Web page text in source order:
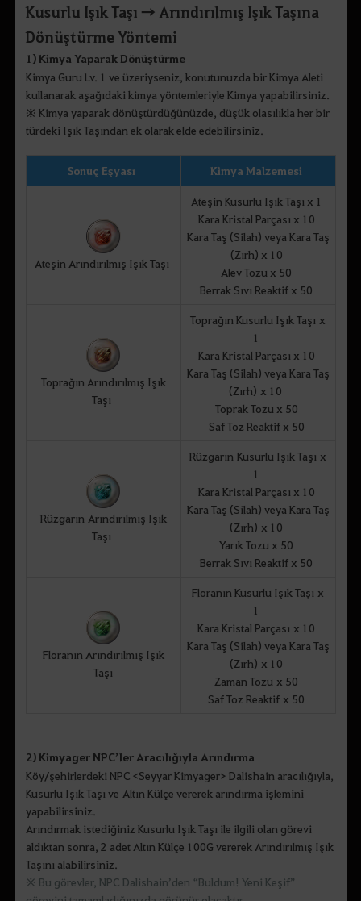
Kusurlu Işık Taşı → Arındırılmış Işık Taşına
Dönüştürme Yöntemi
1) Kimya Yaparak Dönüştürme
Kimya Guru Lv. 1 ve üzeriyseniz, konutunuzda bir Kimya Aleti
kullanarak aşağıdaki kimya yöntemleriyle Kimya yapabilirsiniz.
※ Kimya yaparak dönüştürdüğünüzde, düşük olasılıkla her bir
türdeki Işık Taşından ek olarak elde edebilirsiniz.
Sonuç Eşyası Kimya Malzemesi
Ateşin Arındırılmış Işık Taşı
Ateşin Kusurlu Işık Taşı x 1
Kara Kristal Parçası x 10
Kara Taş (Silah) veya Kara Taş
(Zırh) x 10
Alev Tozu x 50
Berrak Sıvı Reaktif x 50
Toprağın Arındırılmış Işık
Taşı
Toprağın Kusurlu Işık Taşı x
1
Kara Kristal Parçası x 10
Kara Taş (Silah) veya Kara Taş
(Zırh) x 10
Toprak Tozu x 50
Saf Toz Reaktif x 50
Rüzgarın Arındırılmış Işık
Taşı
Rüzgarın Kusurlu Işık Taşı x
1
Kara Kristal Parçası x 10
Kara Taş (Silah) veya Kara Taş
(Zırh) x 10
Yarık Tozu x 50
Berrak Sıvı Reaktif x 50
Floranın Arındırılmış Işık
Taşı
Floranın Kusurlu Işık Taşı x
1
Kara Kristal Parçası x 10
Kara Taş (Silah) veya Kara Taş
(Zırh) x 10
Zaman Tozu x 50
Saf Toz Reaktif x 50
2) Kimyager NPC’ler Aracılığıyla Arındırma
Köy/şehirlerdeki NPC <Seyyar Kimyager> Dalishain aracılığıyla,
Kusurlu Işık Taşı ve Altın Külçe vererek arındırma işlemini
yapabilirsiniz.
Arındırmak istediğiniz Kusurlu Işık Taşı ile ilgili olan görevi
aldıktan sonra, 2 adet Altın Külçe 100G vererek Arındırılmış Işık
Taşını alabilirsiniz.
※ Bu görevler, NPC Dalishain’den “Buldum! Yeni Keşif”